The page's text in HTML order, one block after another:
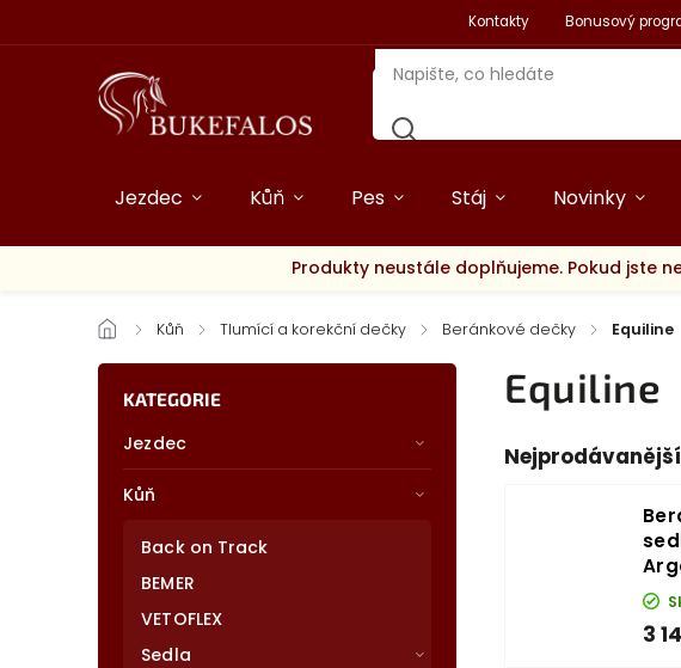
Kontakty Bonusový
Jezdec Kůň Pes Stáj Novinky
Produkty neustále doplňujeme. Pokud jste
/ Kůň / Tlumící a korekční dečky / Beránkové dečky / Equiline
KATEGORIE
Jezdec
Kůň
Back on Track
BEMER
VETOFLEX
Sedla
Equiline
Nejprodávanější
3